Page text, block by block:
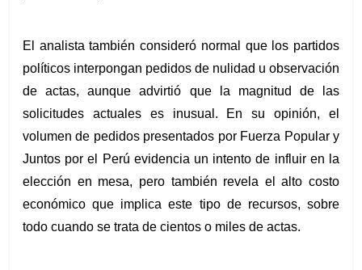
El analista también consideró normal que los partidos
políticos interpongan pedidos de nulidad u observación
de actas, aunque advirtió que la magnitud de las
solicitudes actuales es inusual. En su opinión, el
volumen de pedidos presentados por Fuerza Popular y
Juntos por el Perú evidencia un intento de influir en la
elección en mesa, pero también revela el alto costo
económico que implica este tipo de recursos, sobre
todo cuando se trata de cientos o miles de actas.